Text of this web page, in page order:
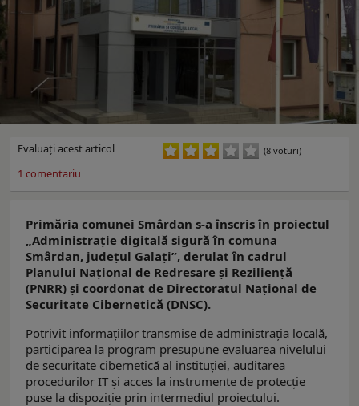
Evaluaţi acest articol (8 voturi)
1 comentariu
Primăria comunei Smârdan s-a înscris în proiectul
„Administrație digitală sigură în comuna
Smârdan, județul Galați”, derulat în cadrul
Planului Național de Redresare și Reziliență
(PNRR) și coordonat de Directoratul Național de
Securitate Cibernetică (DNSC).
Potrivit informațiilor transmise de administrația locală,
participarea la program presupune evaluarea nivelului
de securitate cibernetică al instituției, auditarea
procedurilor IT și acces la instrumente de protecție
puse la dispoziție prin intermediul proiectului.